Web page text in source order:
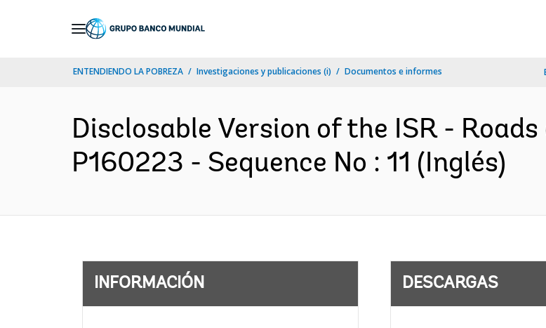
ENTENDIENDO LA POBREZA Investigaciones y publicaciones (i) Documentos e informes
Disclosable Version of the ISR -
P160223 - Sequence No : 11 (Inglés)
INFORMACIÓN DESCARGAS